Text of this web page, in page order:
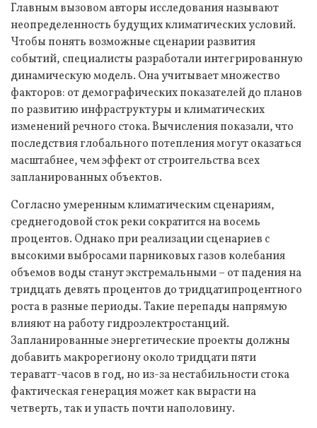
Главным вызовом авторы исследования называют
неопределенность будущих климатических условий.
Чтобы понять возможные сценарии развития
событий, специалисты разработали интегрированную
динамическую модель. Она учитывает множество
факторов: от демографических показателей до планов
по развитию инфраструктуры и климатических
изменений речного стока. Вычисления показали, что
последствия глобального потепления могут оказаться
масштабнее, чем эффект от строительства всех
запланированных объектов.
Согласно умеренным климатическим сценариям,
среднегодовой сток реки сократится на восемь
процентов. Однако при реализации сценариев с
высокими выбросами парниковых газов колебания
объемов воды станут экстремальными – от падения на
тридцать девять процентов до тридцатипроцентного
роста в разные периоды. Такие перепады напрямую
влияют на работу гидроэлектростанций.
Запланированные энергетические проекты должны
добавить макрорегиону около тридцати пяти
тераватт-часов в год, но из-за нестабильности стока
фактическая генерация может как вырасти на
четверть, так и упасть почти наполовину.